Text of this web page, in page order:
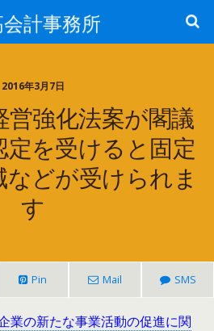
計事務所
2016年3月7日
営強化法案が閣議
を受けると固定
どが受けられま
す
Pin Mail SMS
業の新たな事業活動の促進に関